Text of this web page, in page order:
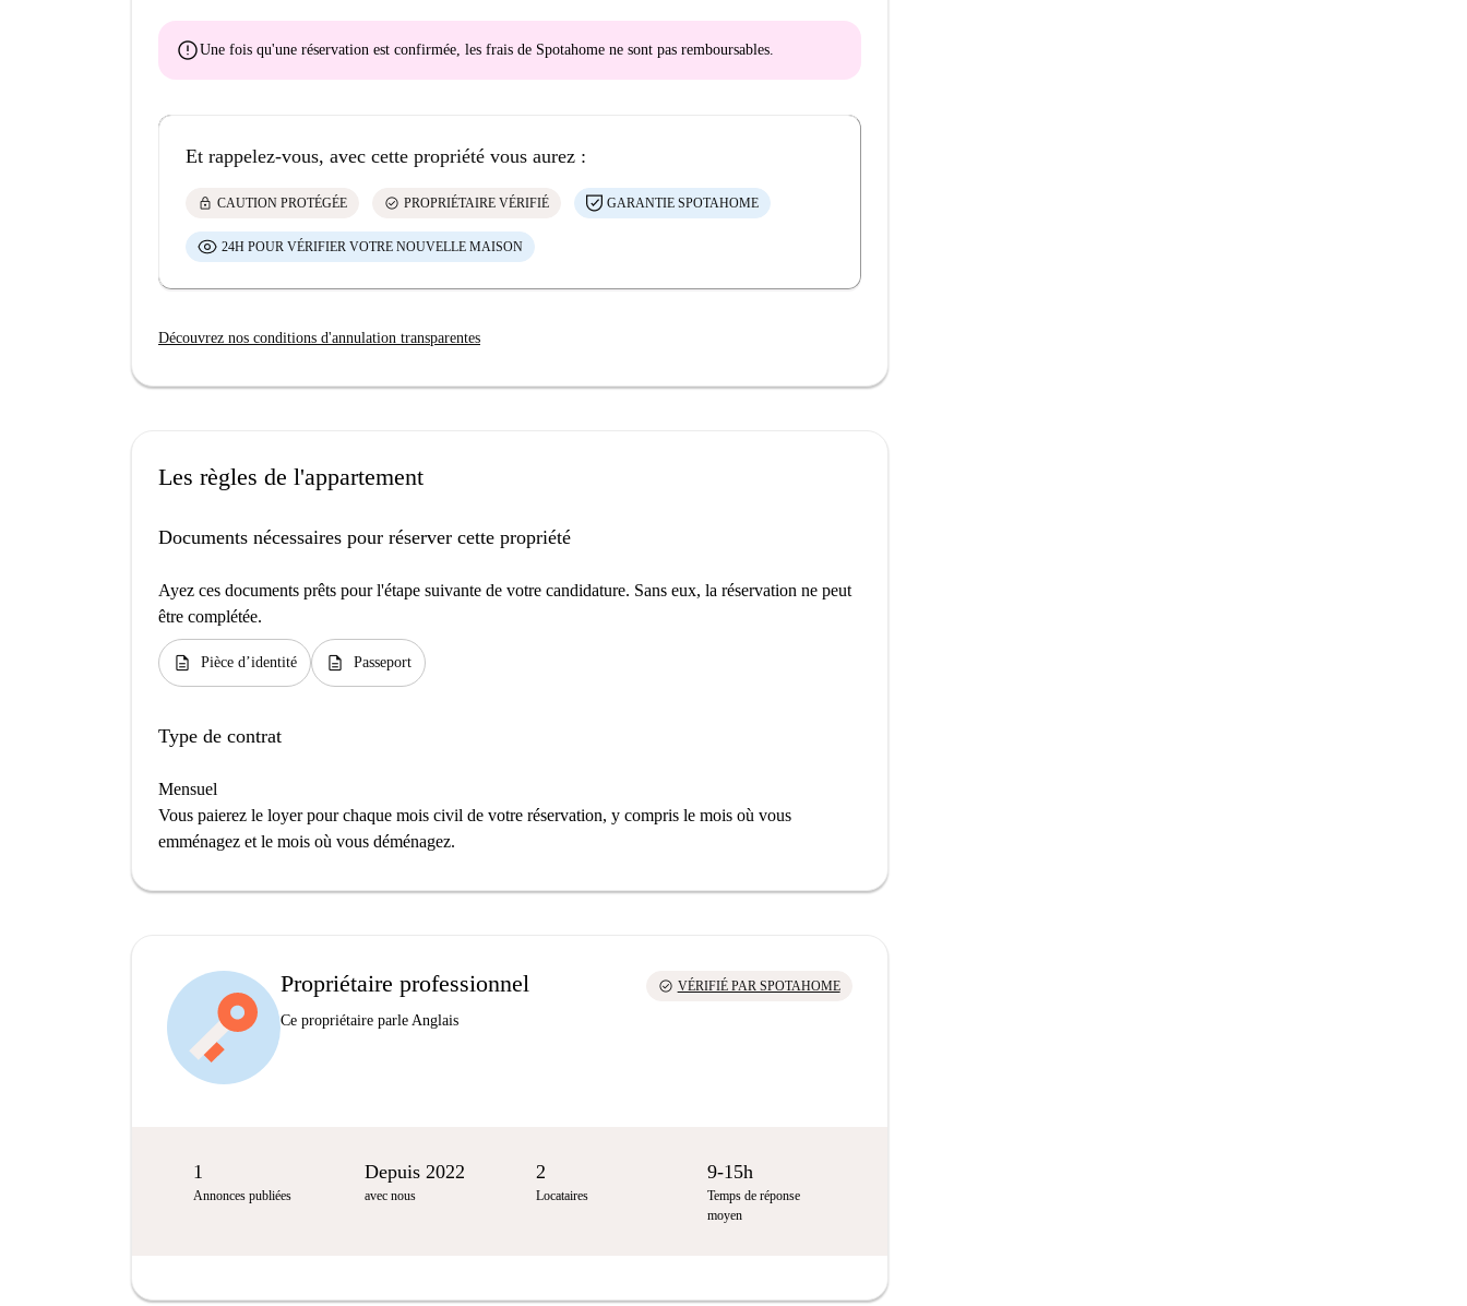
errorUne fois qu'une réservation est confirmée, les frais de Spotahome ne sont pas remboursables.
Et rappelez-vous, avec cette propriété vous aurez :
lock CAUTION PROTÉGÉE check_circle PROPRIÉTAIRE VÉRIFIÉ GARANTIE SPOTAHOME
24H POUR VÉRIFIER VOTRE NOUVELLE MAISON
Découvrez nos conditions d'annulation transparentes
Les règles de l'appartement
Documents nécessaires pour réserver cette propriété
Ayez ces documents prêts pour l'étape suivante de votre candidature. Sans eux, la réservation ne peut
être complétée.
description Pièce d’identité description Passeport
Type de contrat
Mensuel
Vous paierez le loyer pour chaque mois civil de votre réservation, y compris le mois où vous
emménagez et le mois où vous déménagez.
Propriétaire professionnel
Ce propriétaire parle Anglais
check_circle VÉRIFIÉ PAR SPOTAHOME
1
Annonces publiées
Depuis 2022
avec nous
2
Locataires
9-15h
Temps de réponse
moyen